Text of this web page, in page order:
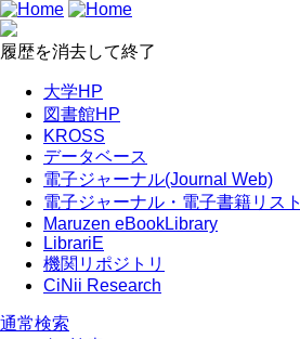
履歴を消去して終了
大学HP
図書館HP
KROSS
データベース
電子ジャーナル(Journal Web)
電子ジャーナル・電子書籍リスト
Maruzen eBookLibrary
LibrariE
機関リポジトリ
CiNii Research
通常検索